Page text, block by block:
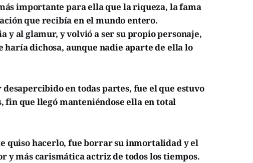
importante para ella que la riqueza, la fama
que recibía en el mundo entero.
y al glamur, y volvió a ser su propio personaje,
haría dichosa, aunque nadie aparte de ella lo
en todas partes, fue el que estuvo
fin que llegó manteniéndose ella en total
quiso hacerlo, fue borrar su inmortalidad y el
y más carismática actriz de todos los tiempos.